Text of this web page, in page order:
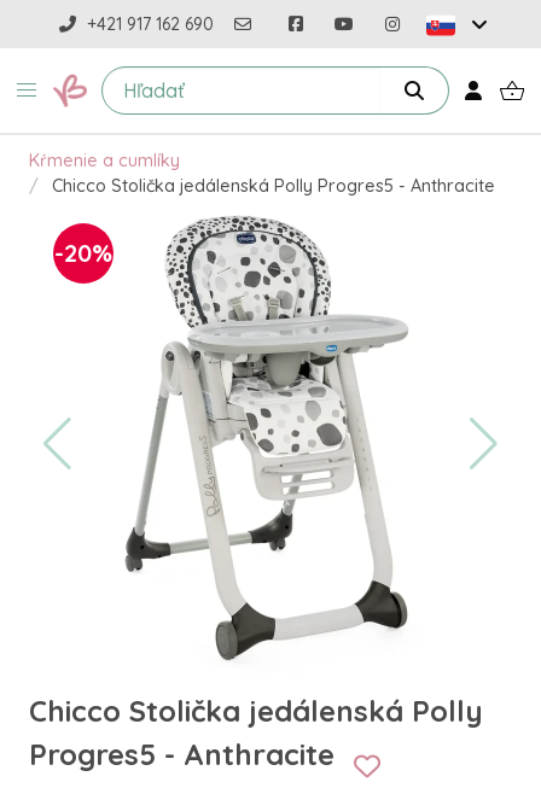
+421 917 162 690
Kŕmenie a cumlíky
Chicco Stolička jedálenská Polly Progres5 - Anthracite
-20%
Chicco Stolička jedálenská Polly
Progres5 - Anthracite